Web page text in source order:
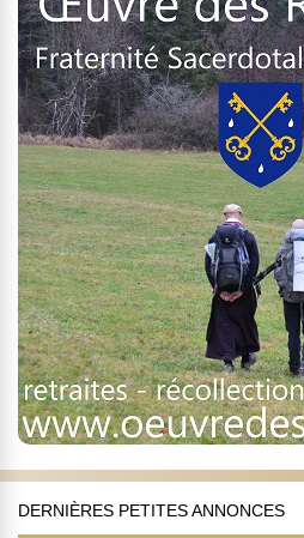
DERNIÈRES PETITES ANNONCES